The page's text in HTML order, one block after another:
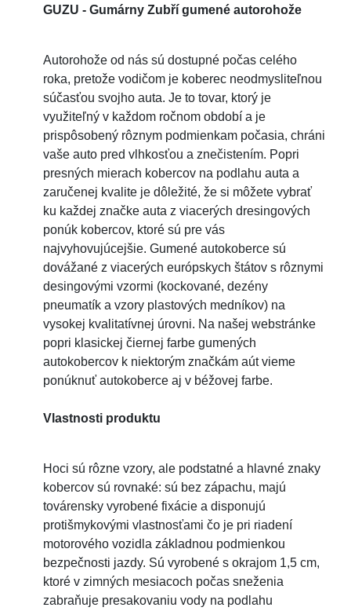
GUZU - Gumárny Zubří gumené autorohože
Autorohože od nás sú dostupné počas celého
roka, pretože vodičom je koberec neodmysliteľnou
súčasťou svojho auta. Je to tovar, ktorý je
využiteľný v každom ročnom období a je
prispôsobený rôznym podmienkam počasia, chráni
vaše auto pred vlhkosťou a znečistením. Popri
presných mierach kobercov na podlahu auta a
zaručenej kvalite je dôležité, že si môžete vybrať
ku každej značke auta z viacerých dresingových
ponúk kobercov, ktoré sú pre vás
najvyhovujúcejšie. Gumené autokoberce sú
dovážané z viacerých európskych štátov s rôznymi
desingovými vzormi (kockované, dezény
pneumatík a vzory plastových medníkov) na
vysokej kvalitatívnej úrovni. Na našej webstránke
popri klasickej čiernej farbe gumených
autokobercov k niektorým značkám aút vieme
ponúknuť autokoberce aj v béžovej farbe.
Vlastnosti produktu
Hoci sú rôzne vzory, ale podstatné a hlavné znaky
kobercov sú rovnaké: sú bez zápachu, majú
továrensky vyrobené fixácie a disponujú
protišmykovými vlastnosťami čo je pri riadení
motorového vozidla základnou podmienkou
bezpečnosti jazdy. Sú vyrobené s okrajom 1,5 cm,
ktoré v zimných mesiacoch počas sneženia
zabraňuje presakovaniu vody na podlahu